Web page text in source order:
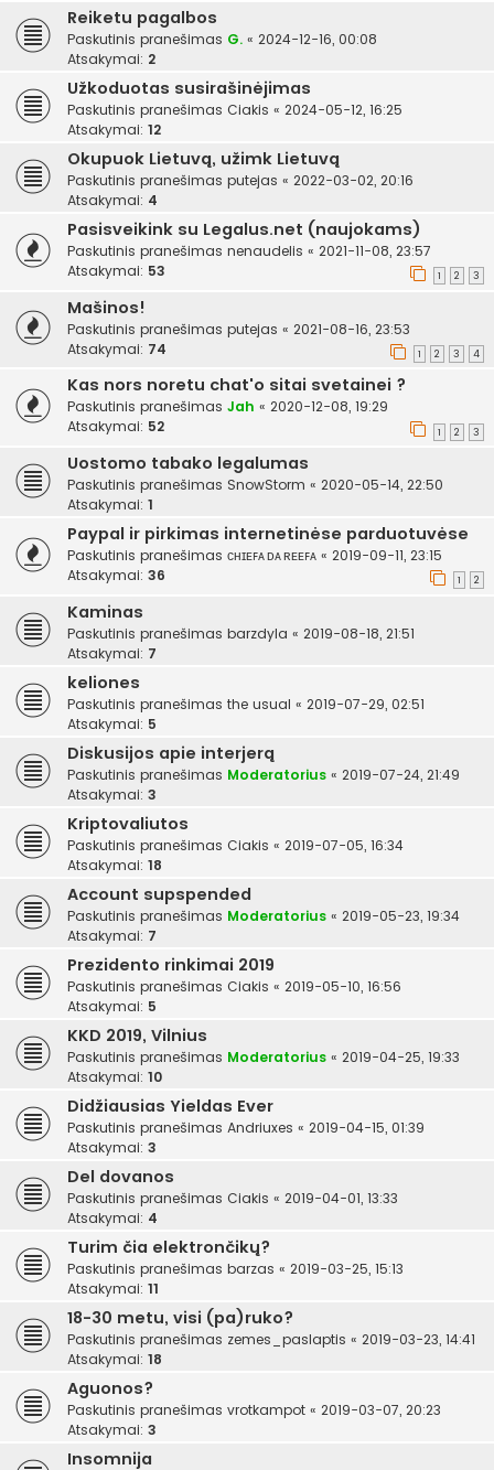
Reiketu pagalbos
Paskutinis pranešimas G. « 2024-12-16, 00:08
Atsakymai: 2
Užkoduotas susirašinėjimas
Paskutinis pranešimas Ciakis « 2024-05-12, 16:25
Atsakymai: 12
Okupuok Lietuvą, užimk Lietuvą
Paskutinis pranešimas putejas « 2022-03-02, 20:16
Atsakymai: 4
Pasisveikink su Legalus.net (naujokams)
Paskutinis pranešimas nenaudelis « 2021-11-08, 23:57
Atsakymai: 53 1 2 3
Mašinos!
Paskutinis pranešimas putejas « 2021-08-16, 23:53
Atsakymai: 74 1 2 3 4
Kas nors noretu chat'o sitai svetainei ?
Paskutinis pranešimas Jah « 2020-12-08, 19:29
Atsakymai: 52 1 2 3
Uostomo tabako legalumas
Paskutinis pranešimas SnowStorm « 2020-05-14, 22:50
Atsakymai: 1
Paypal ir pirkimas internetinėse parduotuvėse
Paskutinis pranešimas ᴄʜɪᴇꜰᴀ ᴅᴀ ʀᴇᴇꜰᴀ « 2019-09-11, 23:15
Atsakymai: 36 1 2
Kaminas
Paskutinis pranešimas barzdyla « 2019-08-18, 21:51
Atsakymai: 7
keliones
Paskutinis pranešimas the usual « 2019-07-29, 02:51
Atsakymai: 5
Diskusijos apie interjerą
Paskutinis pranešimas Moderatorius « 2019-07-24, 21:49
Atsakymai: 3
Kriptovaliutos
Paskutinis pranešimas Ciakis « 2019-07-05, 16:34
Atsakymai: 18
Account supspended
Paskutinis pranešimas Moderatorius « 2019-05-23, 19:34
Atsakymai: 7
Prezidento rinkimai 2019
Paskutinis pranešimas Ciakis « 2019-05-10, 16:56
Atsakymai: 5
KKD 2019, Vilnius
Paskutinis pranešimas Moderatorius « 2019-04-25, 19:33
Atsakymai: 10
Didžiausias Yieldas Ever
Paskutinis pranešimas Andriuxes « 2019-04-15, 01:39
Atsakymai: 3
Del dovanos
Paskutinis pranešimas Ciakis « 2019-04-01, 13:33
Atsakymai: 4
Turim čia elektrončikų?
Paskutinis pranešimas barzas « 2019-03-25, 15:13
Atsakymai: 11
18-30 metu, visi (pa)ruko?
Paskutinis pranešimas zemes_paslaptis « 2019-03-23, 14:41
Atsakymai: 18
Aguonos?
Paskutinis pranešimas vrotkampot « 2019-03-07, 20:23
Atsakymai: 3
Insomnija